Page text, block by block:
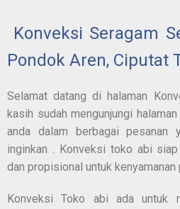
Konveksi Seragam
Pondok Aren, Ciputat
Selamat datang di halaman
kasih sudah mengunjungi
anda dalam berbagai pesanan
inginkan . Konveksi toko abi
dan propisional untuk
Konveksi Toko abi ada untuk